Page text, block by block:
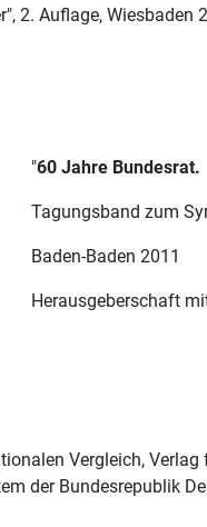
2. Auflage, Wiesbaden
"60 Jahre Bundesrat.
Tagungsband zum
Baden-Baden 2011
Herausgeberschaft
Vergleich,
der Bundesrepublik